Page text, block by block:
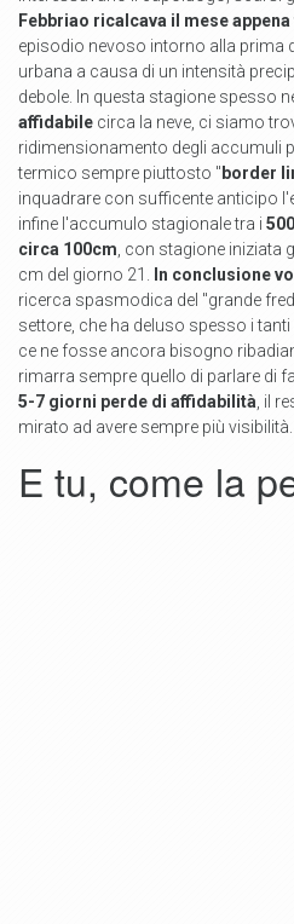
Febbriao ricalcava il mese
episodio nevoso intorno alla prima
urbana a causa di un intensità
debole. In questa stagione spesso
affidabile circa la neve, ci siamo
ridimensionamento degli accumuli
termico sempre piuttosto "border
inquadrare con sufficente anticipo
infine l'accumulo stagionale tra i
circa 100cm, con stagione iniziata
cm del giorno 21. In conclusione
ricerca spasmodica del "grande
settore, che ha deluso spesso i
ce ne fosse ancora bisogno
rimarra sempre quello di parlare di
5-7 giorni perde di affidabilità, il
mirato ad avere sempre più visibilità.
E tu, come la